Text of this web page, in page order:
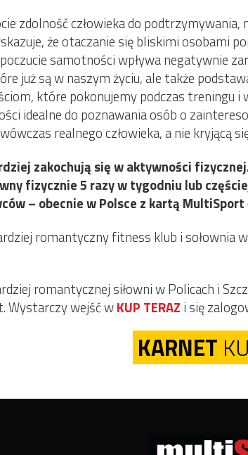
zdolność człowieka do
że otaczanie się bliskimi osobami
samotności wpływa negatywnie
już są w naszym życiu, ale także
które pokonujemy podczas
idealne do poznawania osób o
realnego człowieka, a nie
zakochują się w aktywności
fizycznie 5 razy w tygodniu lub
– obecnie w Polsce z kartą
romantyczny fitness klub i sołownia
romantycznej siłowni w Policach i
Wystarczy wejść wKUP TERAZ i się
KARNET